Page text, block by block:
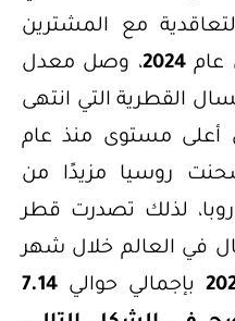
مع المشترين
عام2024، وصل معدل
القطرية التي انتهى
مستوى منذ عام
روسيا مزيدًا من
لذلك تصدرت قطر
في العالم خلال شهر
بإجمالي حوالي 7.14